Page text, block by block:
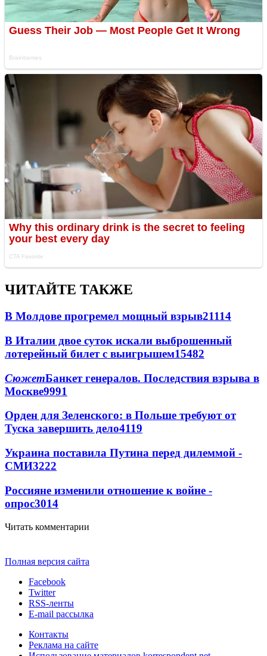
ЧИТАЙТЕ ТАКЖЕ
В Молдове прогремел мощный взрыв21114
В Италии двое суток искали выброшенный
лотерейный билет с выигрышем15482
СюжетБанкет генералов. Последствия взрыва в
Москве9991
Орден для Зеленского: в Польше требуют от
Туска завершить дело4119
Украина поставила Путина перед дилеммой -
СМИ3222
Россияне изменили отношение к войне -
опрос3014
Читать комментарии
Полная версия сайта
Facebook
Twitter
RSS-ленты
E-mail рассылка
Контакты
Реклама на сайте